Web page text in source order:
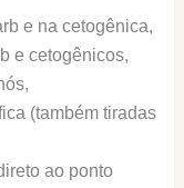
e na cetogênica,
e cetogênicos,
(também tiradas
ao ponto